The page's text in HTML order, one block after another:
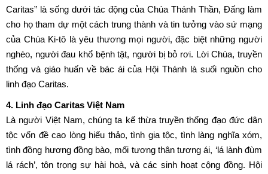
Caritas” là sống dưới tác động của Chúa Thánh Thần, Đấng làm
cho họ tham dự một cách trung thành và tin tưởng vào sứ mạng
của Chúa Ki-tô là yêu thương mọi người, đặc biệt những người
nghèo, người đau khổ bệnh tật, người bị bỏ rơi. Lời Chúa, truyền
thống và giáo huấn về bác ái của Hội Thánh là suối nguồn cho
linh đạo Caritas.
4. Linh đạo Caritas Việt Nam
Là người Việt Nam, chúng ta kế thừa truyền thống đạo đức dân
tộc vốn đề cao lòng hiếu thảo, tình gia tộc, tình làng nghĩa xóm,
tình đồng hương đồng bào, mối tương thân tương ái, ‘lá lành đùm
lá rách’, tôn trọng sự hài hoà, và các sinh hoạt cộng đồng. Hội